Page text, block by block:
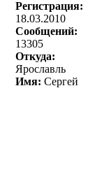
Регистрация:
18.03.2010
Сообщений:
13305
Откуда:
Ярославль
Имя: Сергей